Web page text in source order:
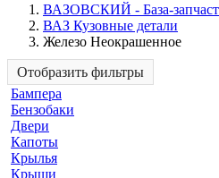
ВАЗОВСКИЙ - База-
ВАЗ Кузовные детали
Железо Неокрашенное
Отобразить фильтры
Бампера
Бензобаки
Двери
Капоты
Крылья
Крыши